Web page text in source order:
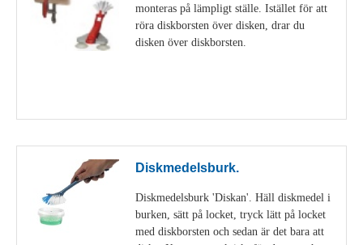
monteras på lämpligt ställe. Istället för att
röra diskborsten över disken, drar du
disken över diskborsten.
Diskmedelsburk.
Diskmedelsburk 'Diskan'. Häll diskmedel i
burken, sätt på locket, tryck lätt på locket
med diskborsten och sedan är det bara att